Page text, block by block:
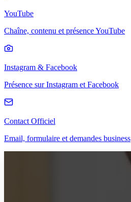
YouTube
Chaîne, contenu et présence YouTube
Instagram & Facebook
Présence sur Instagram et Facebook
Contact Officiel
Email, formulaire et demandes business